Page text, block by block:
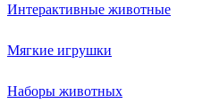
Интерактивные животные
Мягкие игрушки
Наборы животных